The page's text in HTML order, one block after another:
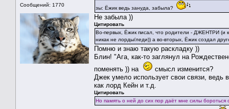
Сообщений: 1770
зы: Ёжик ведь зануда, забыла?
Не забыла ))
Цитировать
Во-первых, Ёжик писал, что родители - ДЖЕНТРИ (и
никак не лорды/леди)) а во-вторых, Ёжик создал
Помню и знаю такую раскладку ))
Блин! "Ага, как-то заглянул на
поменять )) на
смысл изменится?
Джек умело использует свои связи, ведь
как лорд Кейн и т.д.
Цитировать
Но память о ней до сих пор даёт мне силы